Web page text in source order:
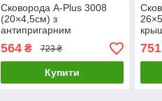
Сковорода A-Plus 3008
(20×4,5см) з
антипригарним
покриттям, універсальна
кухонна, алюмінієва
564₴ 723 ₴
Купити
751